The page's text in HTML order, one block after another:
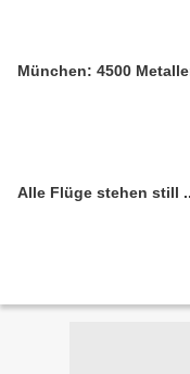
München: 4500
Alle Flüge stehen still